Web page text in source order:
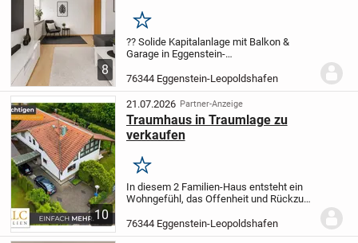
8
Merken
?? Solide Kapitalanlage mit Balkon &
Garage in Eggenstein-
Wohnung mit 68 m² Wohnfläche im
gepflegten 7-Parteien-HausDiese
attraktive 2-Zimmer-Wohnung befindet
sich...
76344 Eggenstein-Leopoldshafen
10
21.07.2026 Partner-Anzeige
Traumhaus in Traumlage zu
verkaufen
Merken
In diesem 2 Familien-Haus entsteht ein
Wohngefühl, das Offenheit und Rückzug
klaren Linien, warmen Materialien und
einem Grundriss, der Bewegung
76344 Eggenstein-Leopoldshafen